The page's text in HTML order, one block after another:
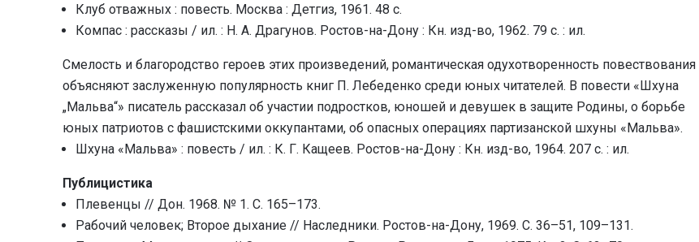
Клуб отважных : повесть. Москва : Детгиз, 1961. 48 с.
Компас : рассказы / ил. : Н. А. Драгунов. Ростов-на-Дону : Кн. изд-во, 1962. 79 с. : ил.
Смелость и благородство героев этих произведений, романтическая одухотворенность повествования
объясняют заслуженную популярность книг П. Лебеденко среди юных читателей. В повести «Шхуна
„Мальва“» писатель рассказал об участии подростков, юношей и девушек в защите Родины, о борьбе
юных патриотов с фашистскими оккупантами, об опасных операциях партизанской шхуны «Мальва».
Шхуна «Мальва» : повесть / ил. : К. Г. Кащеев. Ростов-на-Дону : Кн. изд-во, 1964. 207 с. : ил.
Публицистика
Плевенцы // Дон. 1968. № 1. С. 165–173.
Рабочий человек; Второе дыхание // Наследники. Ростов-на-Дону, 1969. С. 36–51, 109–131.